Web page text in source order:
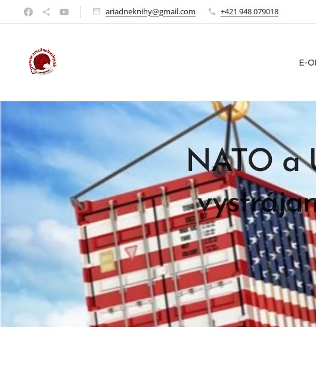
ariadneknihy@gmail.com +421 948 079018
E-
NATO a